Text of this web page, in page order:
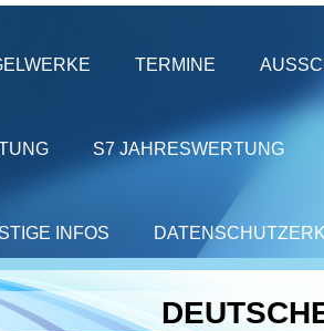
TERMINE
S7 JAHRESWERTUNG
INFOS